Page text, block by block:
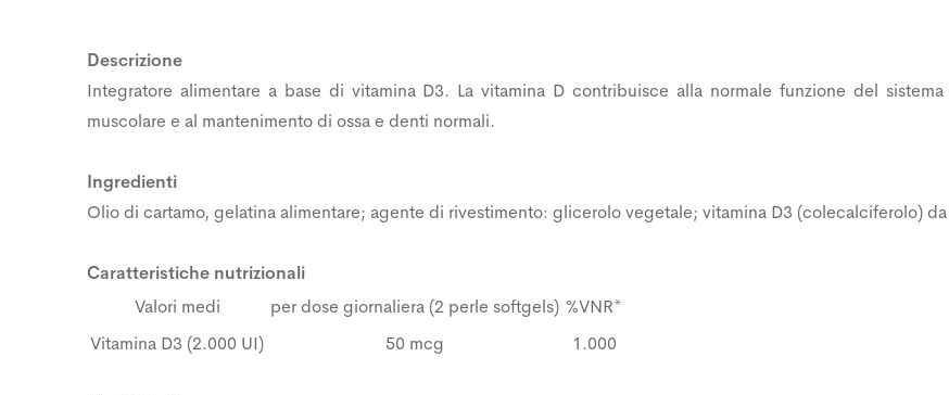
Descrizione
Integratore alimentare a base di vitamina D3. La vitamina D contribuisce alla normale funzione del
muscolare e al mantenimento di ossa e denti normali.
Ingredienti
Olio di cartamo, gelatina alimentare; agente di rivestimento: glicerolo vegetale; vitamina D3 (colecalciferolo)
Caratteristiche nutrizionali
Valori medi
per dose giornaliera (2 perle softgels) %VNR*
Vitamina D3 (2.000 UI)
50 mcg 1.000